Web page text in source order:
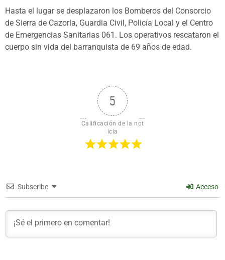
Hasta el lugar se desplazaron los Bomberos del Consorcio
de Sierra de Cazorla, Guardia Civil, Policía Local y el Centro
de Emergencias Sanitarias 061. Los operativos rescataron el
cuerpo sin vida del barranquista de 69 años de edad.
5
Calificación de la not
icia
Subscribe Acceso